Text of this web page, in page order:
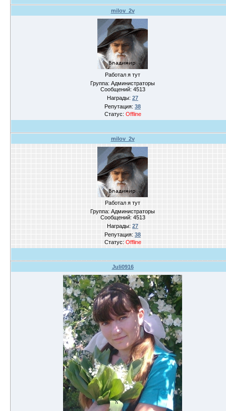
milov_2v
Работал я тут
Группа: Администраторы
Сообщений: 4513
Награды: 27
Репутация: 38
Статус: Offline
milov_2v
Работал я тут
Группа: Администраторы
Сообщений: 4513
Награды: 27
Репутация: 38
Статус: Offline
Juli0916